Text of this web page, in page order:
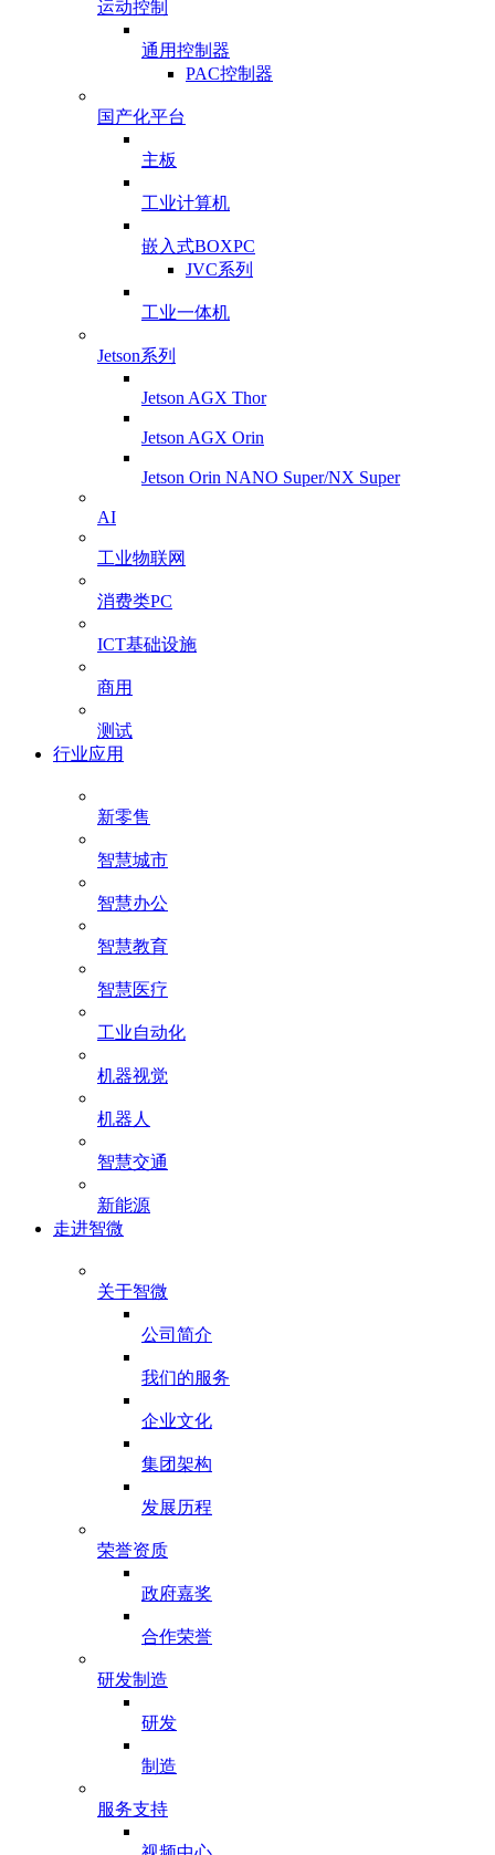
运动控制
通用控制器
PAC控制器
国产化平台
主板
工业计算机
嵌入式BOXPC
JVC系列
工业一体机
Jetson系列
Jetson AGX Thor
Jetson AGX Orin
Jetson Orin NANO Super/NX Super
AI
工业物联网
消费类PC
ICT基础设施
商用
测试
行业应用
新零售
智慧城市
智慧办公
智慧教育
智慧医疗
工业自动化
机器视觉
机器人
智慧交通
新能源
走进智微
关于智微
公司简介
我们的服务
企业文化
集团架构
发展历程
荣誉资质
政府嘉奖
合作荣誉
研发制造
研发
制造
服务支持